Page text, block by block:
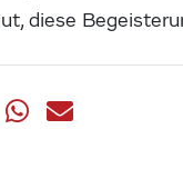
diese